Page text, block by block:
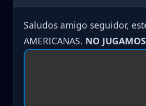
Saludos amigo seguidor,
AMERICANAS. NO